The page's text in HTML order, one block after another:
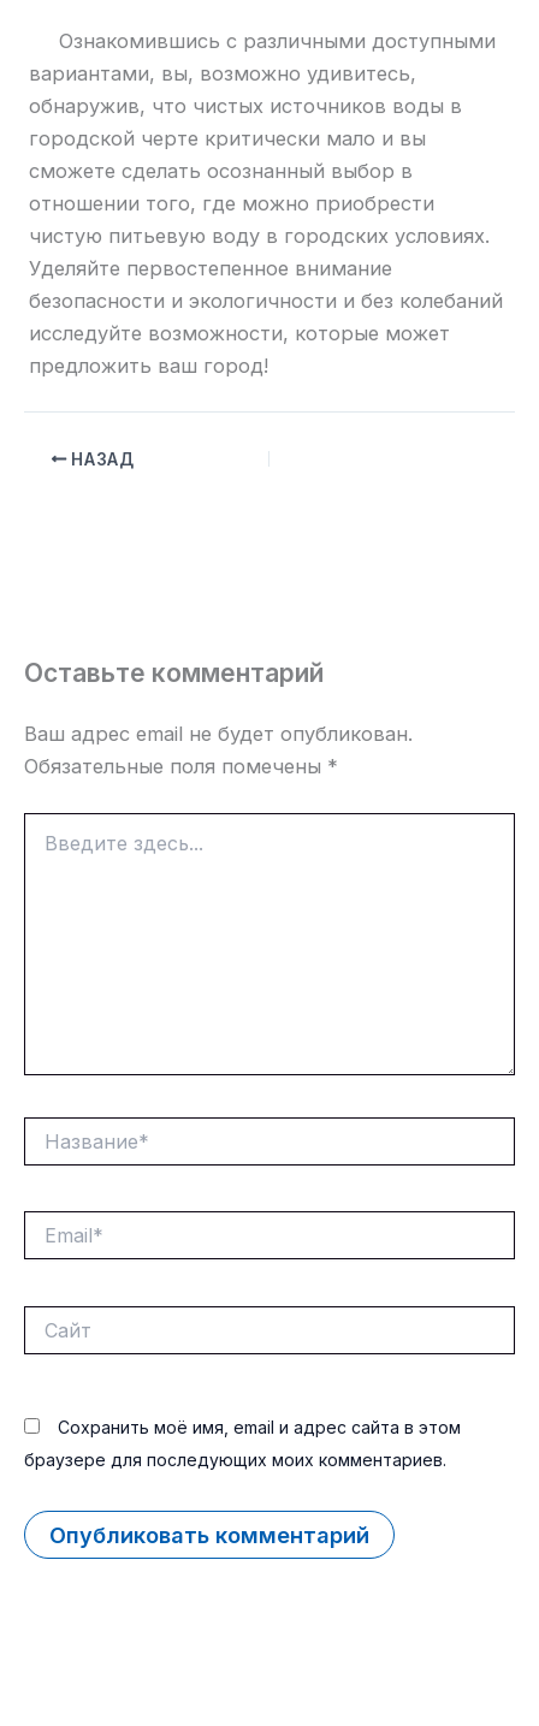
Ознакомившись с различными доступными
вариантами, вы, возможно удивитесь,
обнаружив, что чистых источников воды в
городской черте критически мало и вы
сможете сделать осознанный выбор в
отношении того, где можно приобрести
чистую питьевую воду в городских условиях.
Уделяйте первостепенное внимание
безопасности и экологичности и без колебаний
исследуйте возможности, которые может
предложить ваш город!
НАЗАД
Оставьте комментарий
Ваш адрес email не будет опубликован.
Обязательные поля помечены *
здесь...
Сохранить моё имя, email и адрес сайта в этом
браузере для последующих моих комментариев.